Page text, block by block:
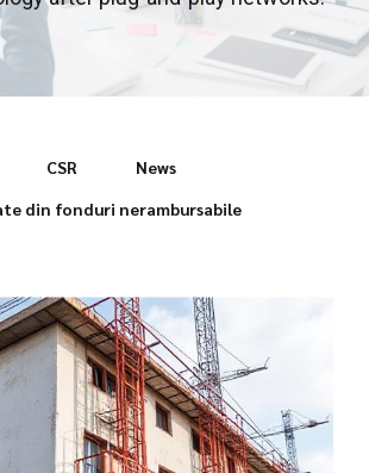
CSR
News
din fonduri nerambursabile